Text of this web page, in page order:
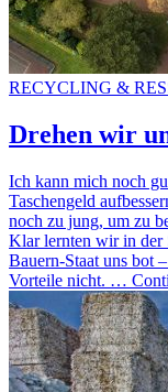
RECYCLING &
Drehen wir
Ich kann mich noch
Taschengeld
noch zu jung, um zu
Klar lernten wir in der
Bauern-Staat uns bot
Vorteile nicht. …